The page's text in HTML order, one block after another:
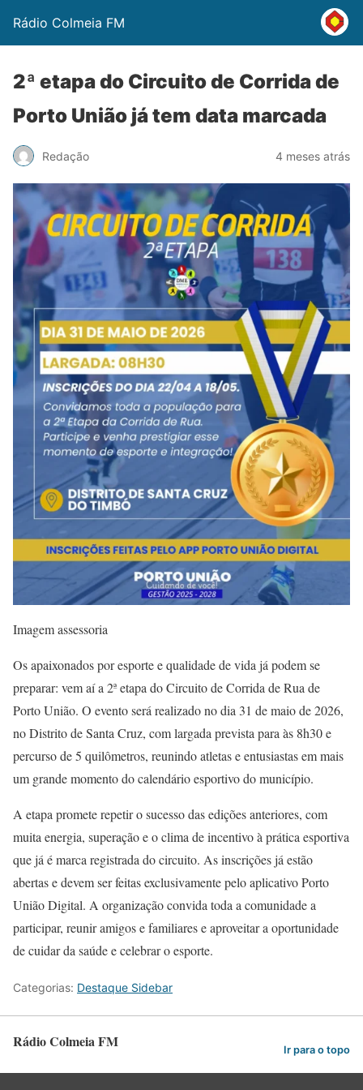
Rádio Colmeia FM
2ª etapa do Circuito de Corrida de
Porto União já tem data marcada
Redação 4 meses atrás
Imagem assessoria
Os apaixonados por esporte e qualidade de vida já podem se
preparar: vem aí a 2ª etapa do Circuito de Corrida de Rua de
Porto União. O evento será realizado no dia 31 de maio de 2026,
no Distrito de Santa Cruz, com largada prevista para às 8h30 e
percurso de 5 quilômetros, reunindo atletas e entusiastas em mais
um grande momento do calendário esportivo do município.
A etapa promete repetir o sucesso das edições anteriores, com
muita energia, superação e o clima de incentivo à prática esportiva
que já é marca registrada do circuito. As inscrições já estão
abertas e devem ser feitas exclusivamente pelo aplicativo Porto
União Digital. A organização convida toda a comunidade a
participar, reunir amigos e familiares e aproveitar a oportunidade
de cuidar da saúde e celebrar o esporte.
Categorias: Destaque Sidebar
Rádio Colmeia FM Ir para o topo